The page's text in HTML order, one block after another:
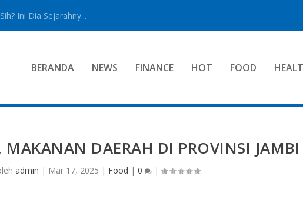
Ini Dia Sejarahny...
BERANDA NEWS FINANCE HOT FOOD
DAERAH DI PROVINSI JAMBI
admin | Mar 17, 2025 | Food | 0 |